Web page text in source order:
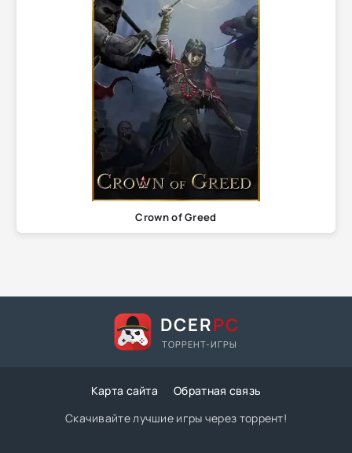
Crown of Greed
DCERPC
ТОРРЕНТ-ИГРЫ
Карта сайта
Обратная связь
Скачивайте лучшие игры через торрент!